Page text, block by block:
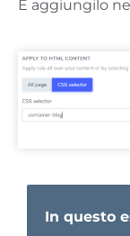
E aggiungilo
In questo